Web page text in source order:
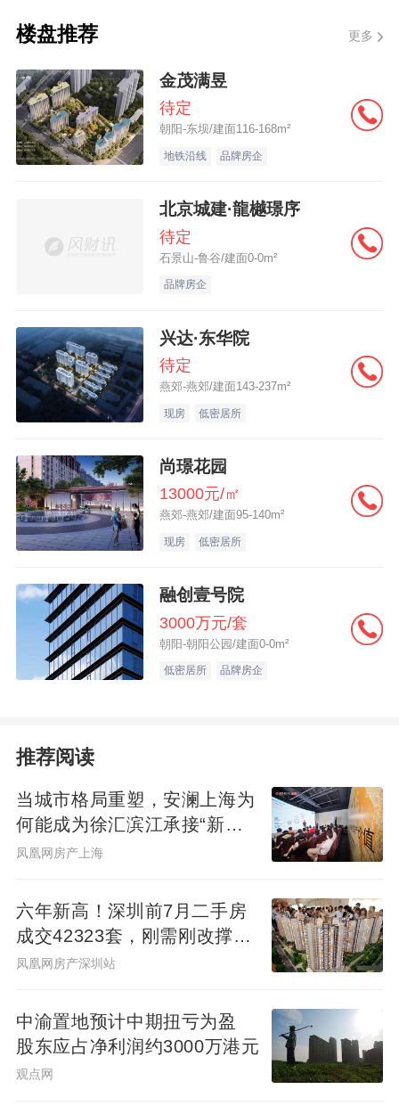
楼盘推荐 更多
金茂满昱
待定
朝阳-东坝/建面116-168m²
地铁沿线 品牌房企
北京城建·龍樾璟序
待定
石景山-鲁谷/建面0-0m²
品牌房企
兴达·东华院
待定
燕郊-燕郊/建面143-237m²
现房 低密居所
尚璟花园
13000元/㎡
燕郊-燕郊/建面95-140m²
现房 低密居所
融创壹号院
3000万元/套
朝阳-朝阳公园/建面0-0m²
低密居所 品牌房企
推荐阅读
当城市格局重塑，安澜上海为
何能成为徐汇滨江承接“新质
生产力”的人居锚点？
凤凰网房产上海
六年新高！深圳前7月二手房
成交42323套，刚需刚改撑
起"量的回归"
凤凰网房产深圳站
中渝置地预计中期扭亏为盈
股东应占净利润约3000万港元
观点网